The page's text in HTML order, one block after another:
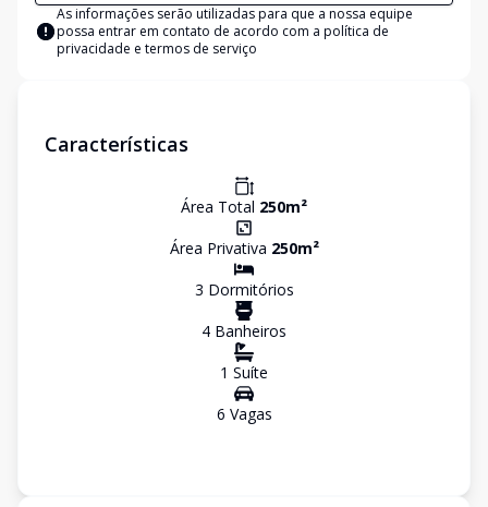
As informações serão utilizadas para que a nossa equipe
possa entrar em contato de acordo com a política de
privacidade e termos de serviço
Características
Área Total 250m²
Área Privativa 250m²
3 Dormitórios
4 Banheiros
1 Suíte
6 Vagas